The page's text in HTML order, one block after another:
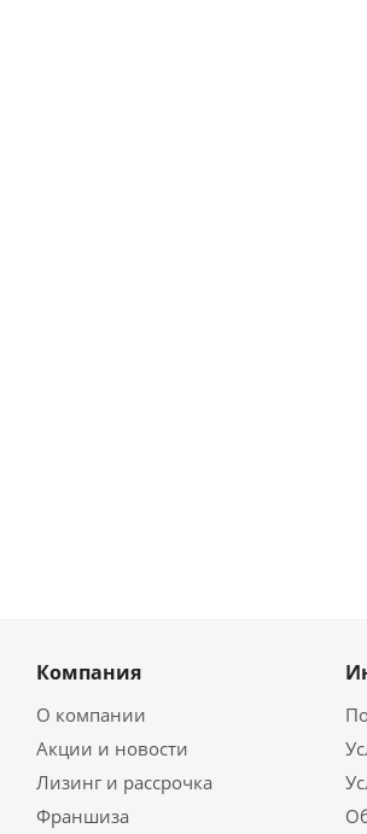
Компания
О компании
Акции и новости
Лизинг и рассрочка
Франшиза